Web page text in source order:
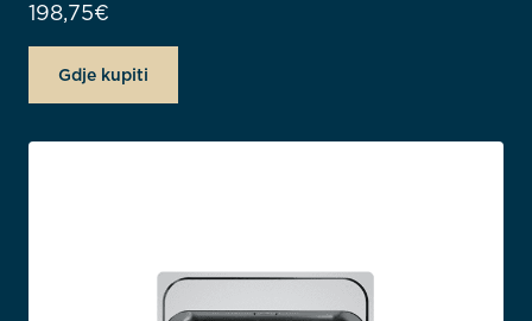
198,75€
Gdje kupiti